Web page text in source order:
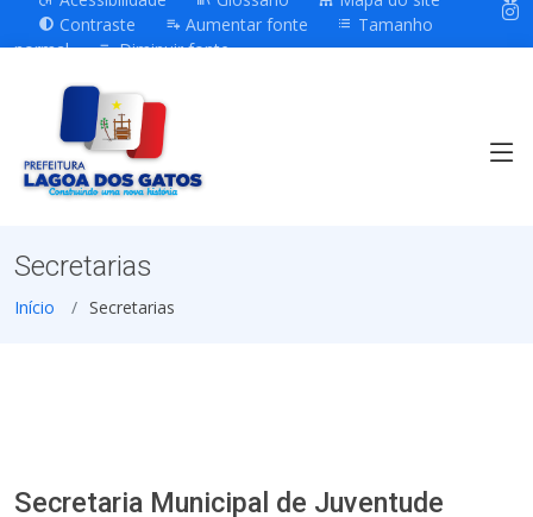
Contraste
Aumentar fonte
Tamanho
normal
Diminuir fonte
Secretarias
Início Secretarias
Secretaria Municipal de Juventude